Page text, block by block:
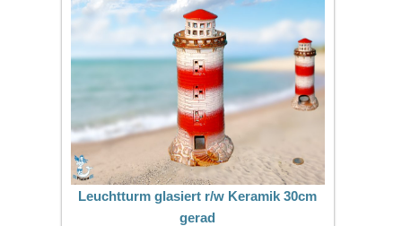
Leuchtturm glasiert r/w Keramik 30cm
gerad